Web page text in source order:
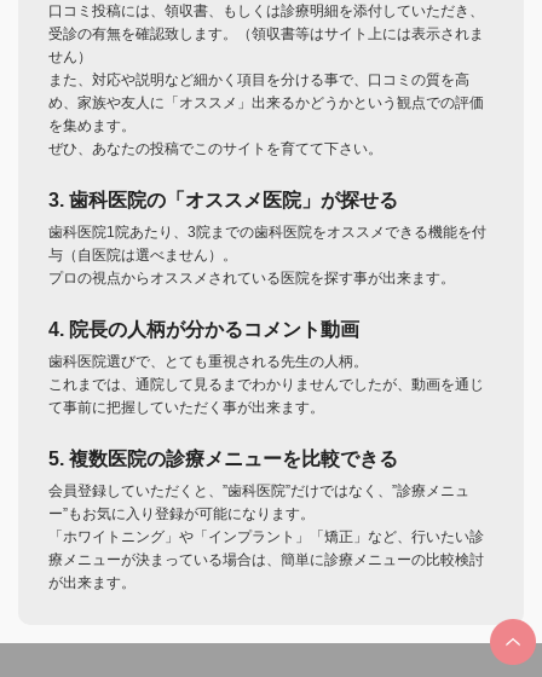
口コミ投稿には、領収書、もしくは診療明細を添付していただき、
受診の有無を確認致します。（領収書等はサイト上には表示されま
せん）
また、対応や説明など細かく項目を分ける事で、口コミの質を高
め、家族や友人に「オススメ」出来るかどうかという観点での評価
を集めます。
ぜひ、あなたの投稿でこのサイトを育てて下さい。
3. 歯科医院の「オススメ医院」が探せる
歯科医院1院あたり、3院までの歯科医院をオススメできる機能を付
与（自医院は選べません）。
プロの視点からオススメされている医院を探す事が出来ます。
4. 院長の人柄が分かるコメント動画
歯科医院選びで、とても重視される先生の人柄。
これまでは、通院して見るまでわかりませんでしたが、動画を通じ
て事前に把握していただく事が出来ます。
5. 複数医院の診療メニューを比較できる
会員登録していただくと、”歯科医院”だけではなく、”診療メニュ
ー”もお気に入り登録が可能になります。
「ホワイトニング」や「インプラント」「矯正」など、行いたい診
療メニューが決まっている場合は、簡単に診療メニューの比較検討
が出来ます。